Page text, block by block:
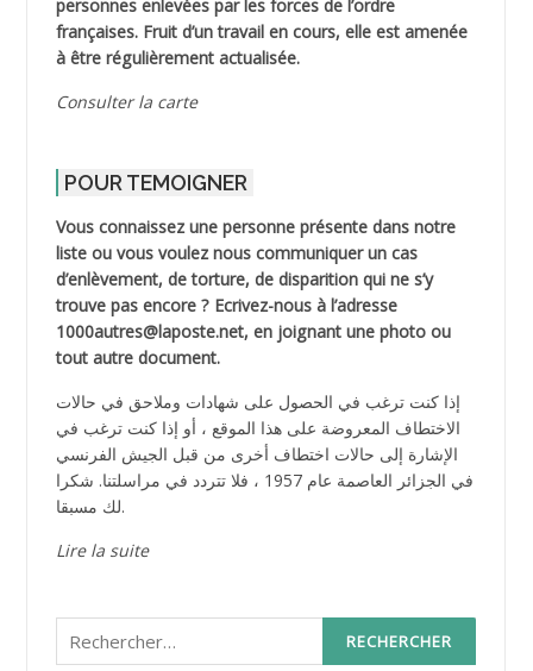
personnes enlevées par les forces de l’ordre
françaises. Fruit d’un travail en cours, elle est amenée
à être régulièrement actualisée.
Consulter la carte
POUR TEMOIGNER
Vous connaissez une personne présente dans notre
liste ou vous voulez nous communiquer un cas
d’enlèvement, de torture, de disparition qui ne s’y
trouve pas encore ? Ecrivez-nous à l’adresse
1000autres@laposte.net, en joignant une photo ou
tout autre document.
إذا كنت ترغب في الحصول على شهادات وملاحق في حالات
الاختطاف المعروضة على هذا الموقع ، أو إذا كنت ترغب في
الإشارة إلى حالات اختطاف أخرى من قبل الجيش الفرنسي
في الجزائر العاصمة عام 1957 ، فلا تتردد في مراسلتنا. شكرا
لك مسبقا.
Lire la suite
Rechercher :